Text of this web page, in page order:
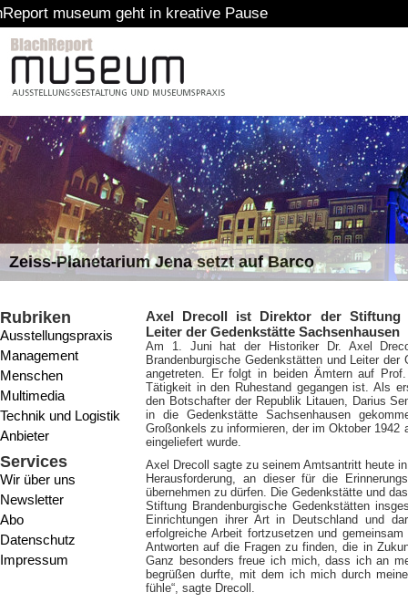
in kreative Pause
Zeiss-Planetarium Jena setzt auf Barco
Rubriken
Ausstellungspraxis
Management
Menschen
Multimedia
Technik und Logistik
Anbieter
Services
Wir über uns
Newsletter
Abo
Datenschutz
Impressum
Axel Drecoll ist Direktor der Stiftung
Leiter der Gedenkstätte Sachsenhausen
Am 1. Juni hat der Historiker Dr. Axel
Brandenburgische Gedenkstätten und Leiter
angetreten. Er folgt in beiden Ämtern auf
Tätigkeit in den Ruhestand gegangen ist. Als
den Botschafter der Republik Litauen, Darius
in die Gedenkstätte Sachsenhausen
Großonkels zu informieren, der im Oktober
eingeliefert wurde.
Axel Drecoll sagte zu seinem Amtsantritt heute
Herausforderung, an dieser für die
übernehmen zu dürfen. Die Gedenkstätte und
Stiftung Brandenburgische Gedenkstätten
Einrichtungen ihrer Art in Deutschland und
erfolgreiche Arbeit fortzusetzen und
Antworten auf die Fragen zu finden, die in
Ganz besonders freue ich mich, dass ich an
begrüßen durfte, mit dem ich mich durch
fühle“, sagte Drecoll.